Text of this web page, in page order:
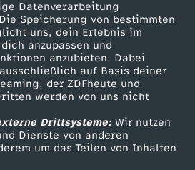
Datenverarbeitung
Speicherung von bestimmten
uns, dein Erlebnis im
anzupassen und
anzubieten. Dabei
auf Basis deiner
der ZDFheute und
werden von uns nicht
Drittsysteme:Wir nutzen
Dienste von anderen
um das Teilen von Inhalten
Zuschauerservice
Hilfe